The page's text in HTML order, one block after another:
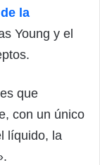
la
Young y el
que
con un único
líquido, la